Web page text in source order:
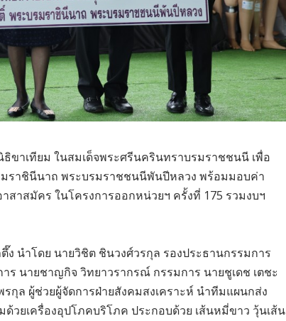
าเทียม ในสมเด็จพระศรีนครินทราบรมราชชนนี เพื่อ
มราชินีนาถ พระบรมราชชนนีพันปีหลวง พร้อมมอบค่า
าสมัคร ในโครงการออกหน่วยฯ ครั้งที่ 175 รวมงบฯ
นำโดย นายวิชิต ชินวงศ์วรกุล รองประธานกรรมการ
ร นายชาญกิจ วิทยาวรากรณ์ กรรมการ นายชูเดช เตชะ
กุล ผู้ช่วยผู้จัดการฝ่ายสังคมสงเคราะห์ นำทีมแผนกส่ง
ยเครื่องอุปโภคบริโภค ประกอบด้วย เส้นหมี่ขาว วุ้นเส้น